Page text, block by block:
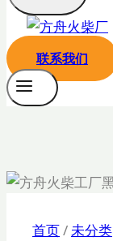
联系我们
首页/未分类